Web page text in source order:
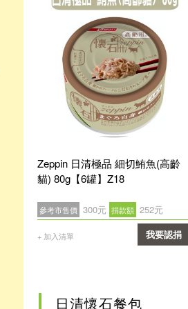
Zeppin 日清極品 細切鮪魚(高齡
貓) 80g【6罐】Z18
參考市售價 300元 捐款額 252元
+ 加入清單 我要認捐
日清懷石餐包